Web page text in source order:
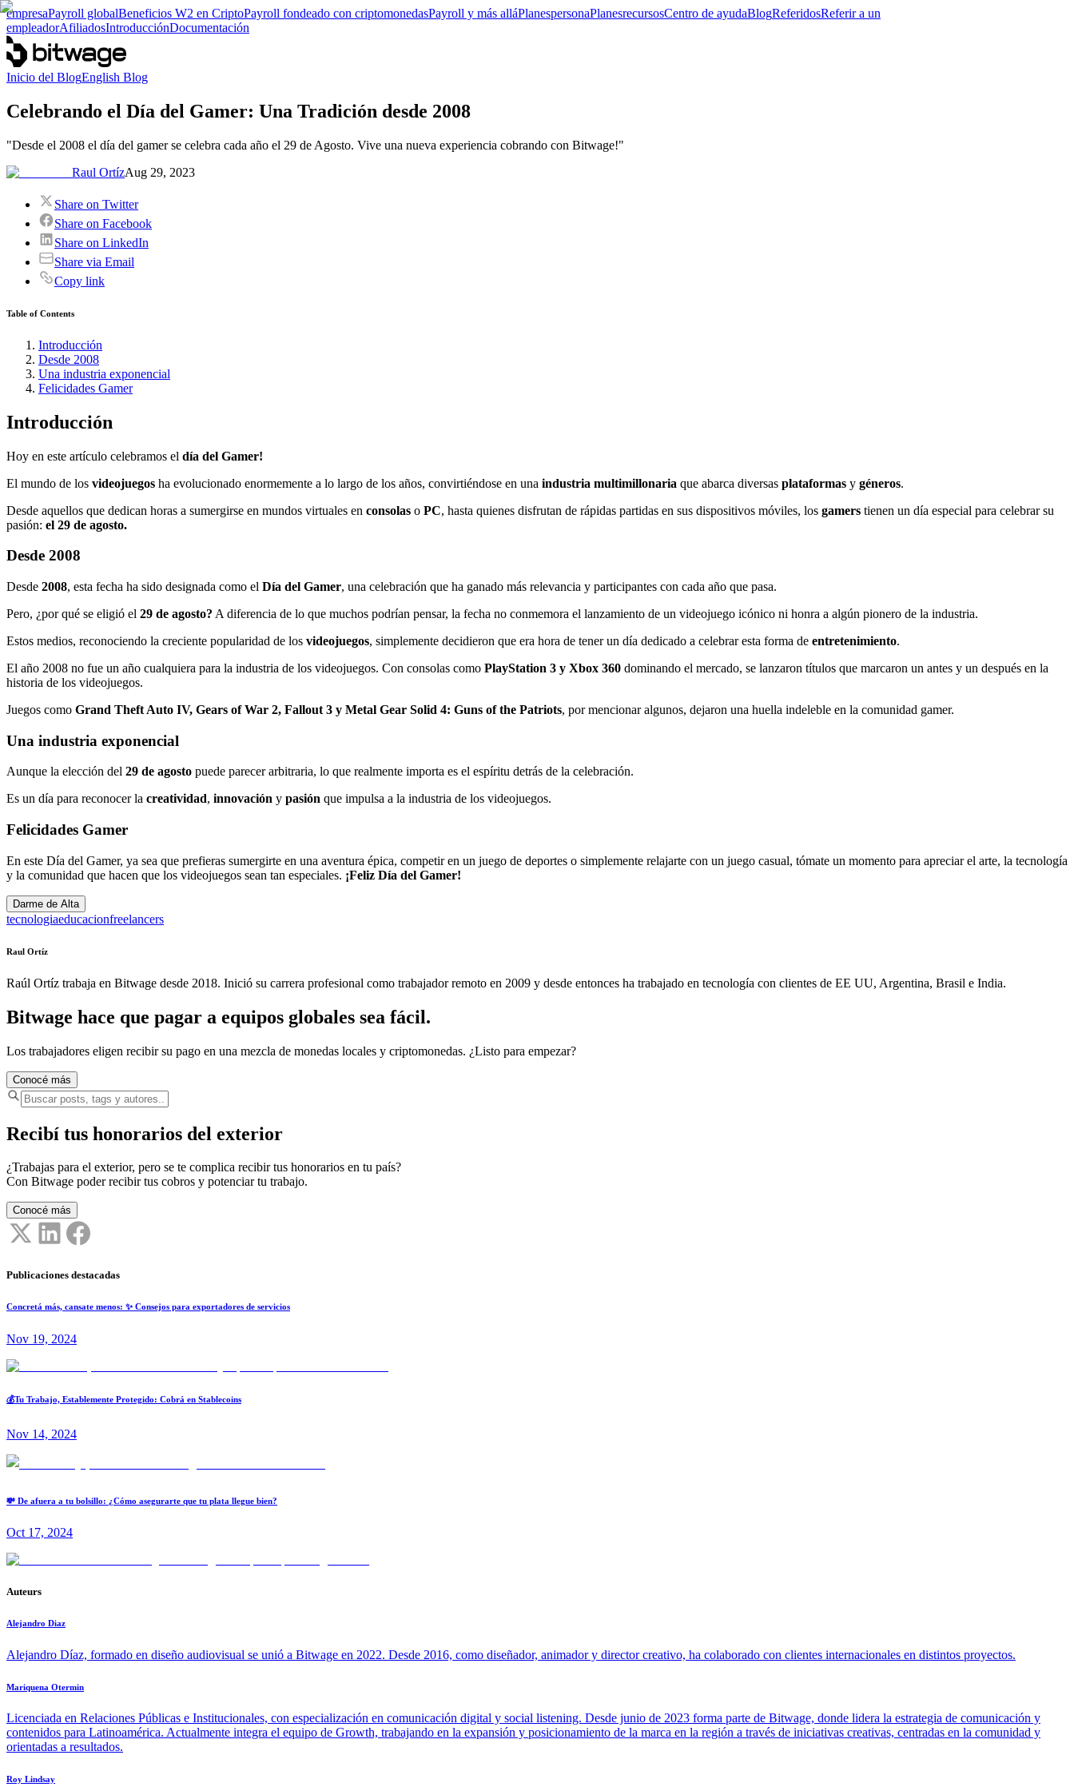
empresaPayroll globalBeneficios W2 en CriptoPayroll fondeado con criptomonedasPayroll y más alláPlanespersonaPlanesrecursosCentro de ayudaBlogReferidosReferir a un
empleadorAfiliadosIntroducciónDocumentación
Inicio del BlogEnglish Blog
Celebrando el Día del Gamer: Una Tradición desde 2008
"Desde el 2008 el día del gamer se celebra cada año el 29 de Agosto. Vive una nueva experiencia cobrando con Bitwage!"
Raul OrtízAug 29, 2023
Share on Twitter
Share on Facebook
Share on LinkedIn
Share via Email
Copy link
Table of Contents
Introducción
Desde 2008
Una industria exponencial
Felicidades Gamer
Introducción
Hoy en este artículo celebramos el día del Gamer!
El mundo de los videojuegos ha evolucionado enormemente a lo largo de los años, convirtiéndose en una industria multimillonaria que abarca diversas plataformas y géneros.
Desde aquellos que dedican horas a sumergirse en mundos virtuales en consolas o PC, hasta quienes disfrutan de rápidas partidas en sus dispositivos móviles, los gamers tienen un día especial para celebrar su
pasión: el 29 de agosto.
Desde 2008
Desde 2008, esta fecha ha sido designada como el Día del Gamer, una celebración que ha ganado más relevancia y participantes con cada año que pasa.
Pero, ¿por qué se eligió el 29 de agosto? A diferencia de lo que muchos podrían pensar, la fecha no conmemora el lanzamiento de un videojuego icónico ni honra a algún pionero de la industria.
Estos medios, reconociendo la creciente popularidad de los videojuegos, simplemente decidieron que era hora de tener un día dedicado a celebrar esta forma de entretenimiento.
El año 2008 no fue un año cualquiera para la industria de los videojuegos. Con consolas como PlayStation 3 y Xbox 360 dominando el mercado, se lanzaron títulos que marcaron un antes y un después en la
historia de los videojuegos.
Juegos como Grand Theft Auto IV, Gears of War 2, Fallout 3 y Metal Gear Solid 4: Guns of the Patriots, por mencionar algunos, dejaron una huella indeleble en la comunidad gamer.
Una industria exponencial
Aunque la elección del 29 de agosto puede parecer arbitraria, lo que realmente importa es el espíritu detrás de la celebración.
Es un día para reconocer la creatividad, innovación y pasión que impulsa a la industria de los videojuegos.
Felicidades Gamer
En este Día del Gamer, ya sea que prefieras sumergirte en una aventura épica, competir en un juego de deportes o simplemente relajarte con un juego casual, tómate un momento para apreciar el arte, la tecnología
y la comunidad que hacen que los videojuegos sean tan especiales. ¡Feliz Día del Gamer!
Darme de Alta
tecnologiaeducacionfreelancers
Raul Ortíz
Raúl Ortíz trabaja en Bitwage desde 2018. Inició su carrera profesional como trabajador remoto en 2009 y desde entonces ha trabajado en tecnología con clientes de EE UU, Argentina, Brasil e India.
Bitwage hace que pagar a equipos globales sea fácil.
Los trabajadores eligen recibir su pago en una mezcla de monedas locales y criptomonedas. ¿Listo para empezar?
Conocé más
Recibí tus honorarios del exterior
¿Trabajas para el exterior, pero se te complica recibir tus honorarios en tu país?
Con Bitwage poder recibir tus cobros y potenciar tu trabajo.
Conocé más
Publicaciones destacadas
Concretá más, cansate menos: ✨ Consejos para exportadores de servicios
Nov 19, 2024
💰Tu Trabajo, Establemente Protegido: Cobrá en Stablecoins
Nov 14, 2024
💸 De afuera a tu bolsillo: ¿Cómo asegurarte que tu plata llegue bien?
Oct 17, 2024
Auteurs
Alejandro Diaz
Alejandro Díaz, formado en diseño audiovisual se unió a Bitwage en 2022. Desde 2016, como diseñador, animador y director creativo, ha colaborado con clientes internacionales en distintos proyectos.
Mariquena Otermin
Licenciada en Relaciones Públicas e Institucionales, con especialización en comunicación digital y social listening. Desde junio de 2023 forma parte de Bitwage, donde lidera la estrategia de comunicación y
contenidos para Latinoamérica. Actualmente integra el equipo de Growth, trabajando en la expansión y posicionamiento de la marca en la región a través de iniciativas creativas, centradas en la comunidad y
orientadas a resultados.
Roy Lindsay